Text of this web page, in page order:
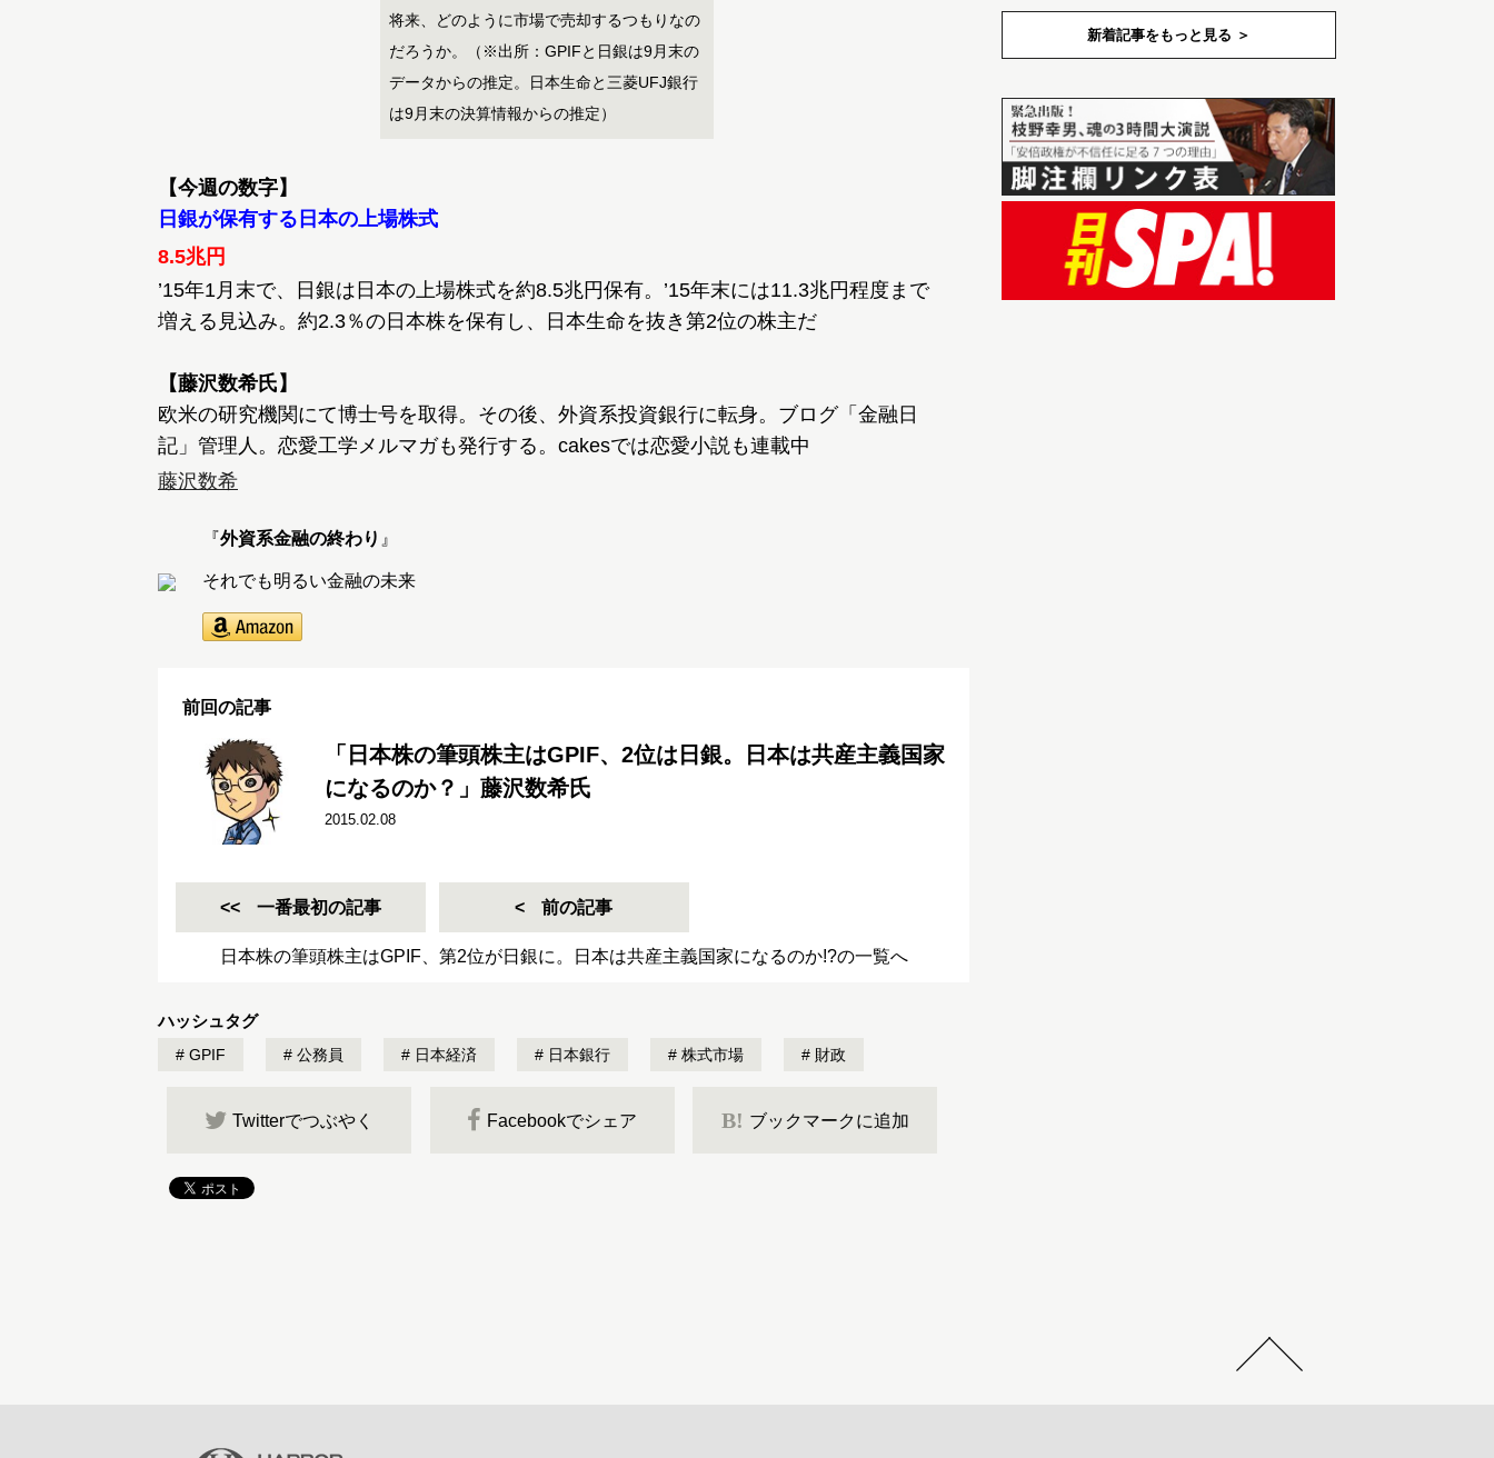
将来、どのように市場で売却するつもりなの
だろうか。（※出所：GPIFと日銀は9月末の
データからの推定。日本生命と三菱UFJ銀行
は9月末の決算情報からの推定）
【今週の数字】
日銀が保有する日本の上場株式
8.5兆円
’15年1月末で、日銀は日本の上場株式を約8.5兆円保有。’15年末には11.3兆円程度まで
増える見込み。約2.3％の日本株を保有し、日本生命を抜き第2位の株主だ
【藤沢数希氏】
欧米の研究機関にて博士号を取得。その後、外資系投資銀行に転身。ブログ「金融日
記」管理人。恋愛工学メルマガも発行する。cakesでは恋愛小説も連載中
藤沢数希
『外資系金融の終わり 』
それでも明るい金融の未来
前回の記事
「日本株の筆頭株主はGPIF、2位は日銀。日本は共産主義国家
になるのか？」藤沢数希氏
2015.02.08
一番最初の記事 前の記事
日本株の筆頭株主はGPIF、第2位が日銀に。日本は共産主義国家になるのか!?の一覧へ
ハッシュタグ
GPIF 公務員 日本経済 日本銀行 株式市場 財政
Twitterでつぶやく Facebookでシェア B! ブックマークに追加
新着記事をもっと見る